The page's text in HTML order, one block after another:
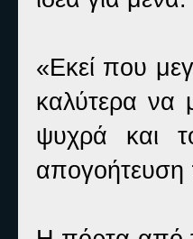
«Εκεί που
καλύτερα να
ψυχρά και
απογοήτευση